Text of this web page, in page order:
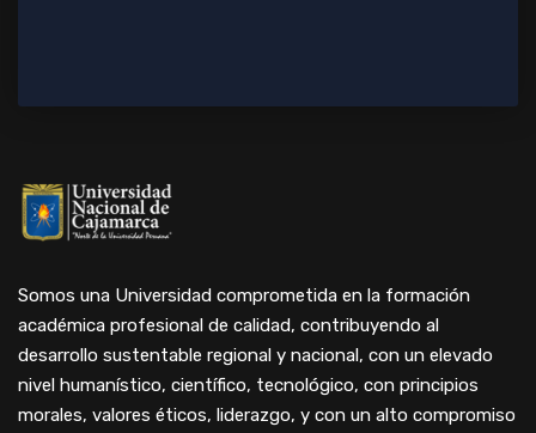
Somos una Universidad comprometida en la formación
académica profesional de calidad, contribuyendo al
desarrollo sustentable regional y nacional, con un elevado
nivel humanístico, científico, tecnológico, con principios
morales, valores éticos, liderazgo, y con un alto compromiso